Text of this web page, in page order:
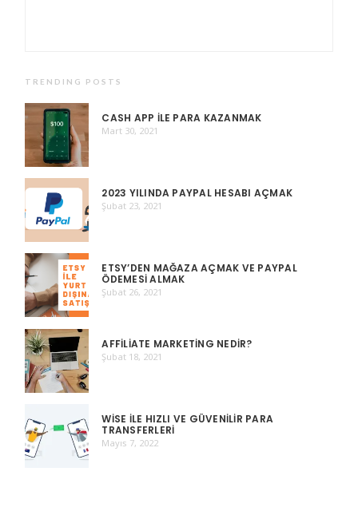
TRENDING POSTS
CASH APP ILE PARA KAZANMAK
Mart 30, 2021
2023 YILINDA PAYPAL HESABI AÇMAK
Şubat 23, 2021
ETSY’DEN MAĞAZA AÇMAK VE PAYPAL
ÖDEMESI ALMAK
Şubat 26, 2021
AFFILIATE MARKETING NEDIR?
Şubat 18, 2021
WISE ILE HIZLI VE GÜVENILIR PARA
TRANSFERLERI
Mayıs 7, 2022